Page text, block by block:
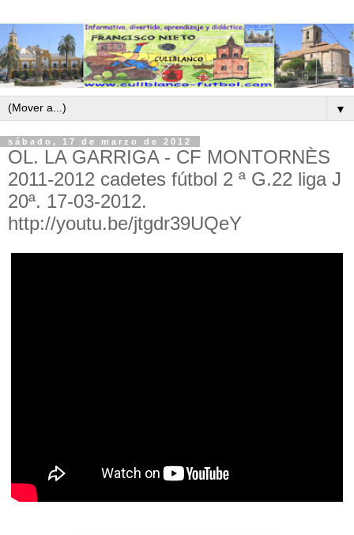
▼
sábado, 17 de marzo de 2012
OL. LA GARRIGA - CF MONTORNÈS
2011-2012 cadetes fútbol 2 ª G.22 liga J
20ª. 17-03-2012.
http://youtu.be/jtgdr39UQeY